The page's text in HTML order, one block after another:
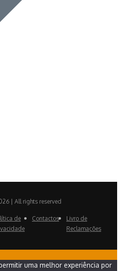
| All rights reserved
de
Contactos
Livro de
Reclamações
uma melhor experiência por